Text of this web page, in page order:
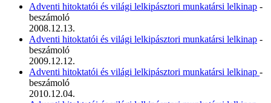
Adventi hitoktatói és világi lelkipásztori munkatársi lelkinap -
beszámoló
2008.12.13.
Adventi hitoktatói és világi lelkipásztori munkatársi lelkinap -
beszámoló
2009.12.12.
Adventi hitoktatói és világi lelkipásztori munkatársi lelkinap -
beszámoló
2010.12.04.